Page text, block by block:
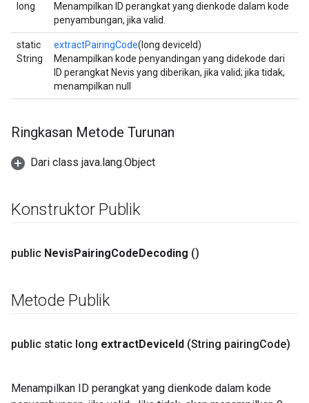
long
Menampilkan ID perangkat yang dienkode dalam kode
penyambungan, jika valid.
static
String
extractPairingCode(long deviceId)
Menampilkan kode penyandingan yang didekode dari
ID perangkat Nevis yang diberikan, jika valid; jika tidak,
menampilkan null
Ringkasan Metode Turunan
Dari class java.lang.Object
Konstruktor Publik
public NevisPairingCodeDecoding ()
Metode Publik
public static long extractDeviceId (String pairingCode)
Menampilkan ID perangkat yang dienkode dalam kode